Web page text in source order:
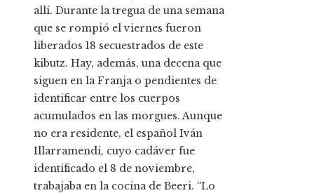
allí. Durante la tregua de una semana
que se rompió el viernes fueron
liberados 18 secuestrados de este
kibutz. Hay, además, una decena que
siguen en la Franja o pendientes de
identificar entre los cuerpos
acumulados en las morgues. Aunque
no era residente, el español Iván
Illarramendi, cuyo cadáver fue
identificado el 8 de noviembre,
trabajaba en la cocina de Beeri. “Lo